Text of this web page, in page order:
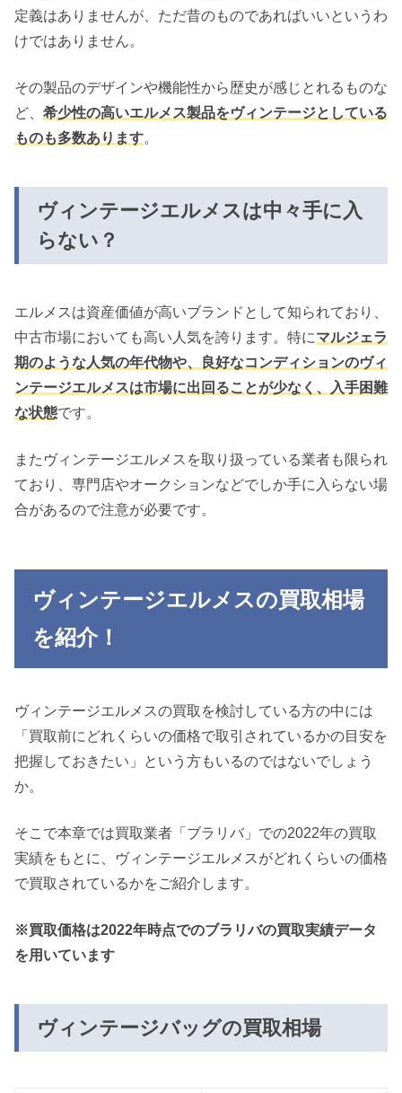
定義はありませんが、ただ昔のものであればいいというわ
けではありません。
その製品のデザインや機能性から歴史が感じとれるものな
ど、 希少性の高いエルメス製品をヴィンテージとしている
ものも多数あります。
ヴィンテージエルメスは中々手に入
らない？
エルメスは資産価値が高いブランドとして知られており、
中古市場においても高い人気を誇ります。特にマルジェラ
期のような人気の年代物や、良好なコンディションのヴィ
ンテージエルメスは市場に出回ることが少なく、入手困難
な状態です。
またヴィンテージエルメスを取り扱っている業者も限られ
ており、専門店やオークションなどでしか手に入らない場
合があるので注意が必要です。
ヴィンテージエルメスの買取相場
を紹介！
ヴィンテージエルメスの買取を検討している方の中には
「買取前にどれくらいの価格で取引されているかの目安を
把握しておきたい」という方もいるのではないでしょう
か。
そこで本章では買取業者「ブラリバ」での2022年の買取
実績をもとに、ヴィンテージエルメスがどれくらいの価格
で買取されているかをご紹介します。
※買取価格は2022年時点でのブラリバの買取実績データ
を用いています
ヴィンテージバッグの買取相場